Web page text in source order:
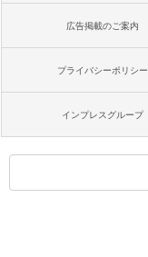
広告掲載のご案内
プライバシーポリシー
インプレスグループ